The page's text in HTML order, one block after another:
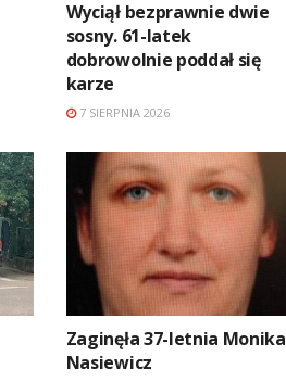
Wyciął bezprawnie dwie
sosny. 61-latek
dobrowolnie poddał się
karze
7 SIERPNIA 2026
Zaginęła 37-letnia Monika
Nasiewicz